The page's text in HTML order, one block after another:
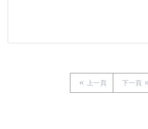
上一頁 下一頁